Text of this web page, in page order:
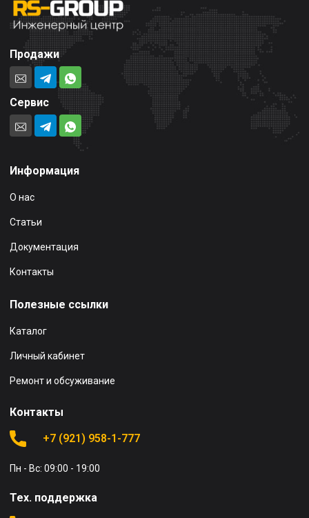
Продажи
Сервис
Информация
О нас
Статьи
Документация
Контакты
Полезные ссылки
Каталог
Личный кабинет
Ремонт и обсуживание
Контакты
+7 (921) 958-1-777
Пн - Вс: 09:00 - 19:00
Тех. поддержка